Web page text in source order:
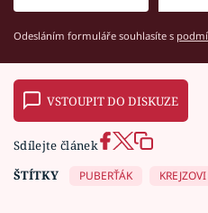
Odesláním formuláře souhlasíte s
VSTOUPIT DO DISKUZE
Sdílejte článek
ŠTÍTKY
PUBERŤÁK